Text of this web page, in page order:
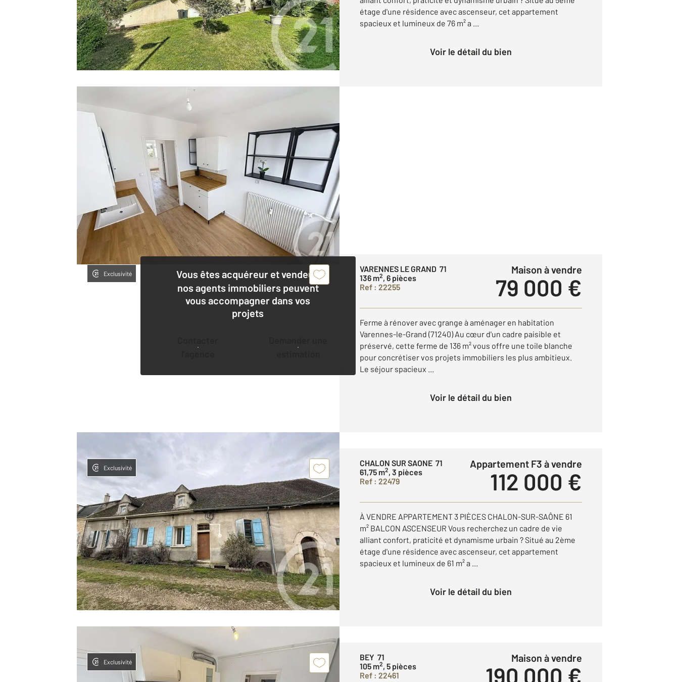
étage d'une résidence avec ascenseur, cet appartement
spacieux et lumineux de 76 m² a ...
Voir le détail du bien
Vous êtes acquéreur et vendeur,
nos agents immobiliers peuvent
vous accompagner dans vos
projets
Exclusivité
VARENNES LE GRAND 71
136 m2, 6 pièces
Ref : 22255
Maison à vendre
79 000 €
Ferme à rénover avec grange à aménager en habitation
Varennes-le-Grand (71240) Au cœur d'un cadre paisible et
préservé, cette ferme de 136 m² vous offre une toile blanche
pour concrétiser vos projets immobiliers les plus ambitieux.
Le séjour spacieux ...
Voir le détail du bien
Exclusivité
CHALON SUR SAONE 71
61,75 m2, 3 pièces
Ref : 22479
Appartement F3 à vendre
112 000 €
À VENDRE APPARTEMENT 3 PIÈCES CHALON-SUR-SAÔNE 61
m² BALCON ASCENSEUR Vous recherchez un cadre de vie
alliant confort, praticité et dynamisme urbain ? Situé au 2ème
étage d'une résidence avec ascenseur, cet appartement
spacieux et lumineux de 61 m² a ...
Voir le détail du bien
Exclusivité
BEY 71
105 m2, 5 pièces
Ref : 22461
Maison à vendre
190 000 €